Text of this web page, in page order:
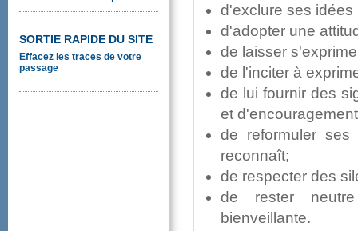
SORTIERAPIDEDUSITE
Effacezlestracesdevotre
passage
reconnaît;
bienveillante.